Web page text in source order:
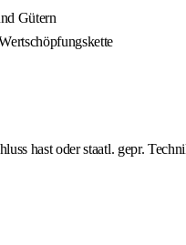
Gütern
hast oder staatl. gepr.